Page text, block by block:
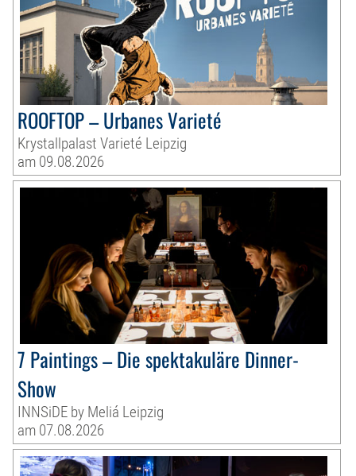
ROOFTOP – Urbanes Varieté
Krystallpalast Varieté Leipzig
am 09.08.2026
7 Paintings – Die spektakuläre Dinner-
Show
INNSiDE by Meliá Leipzig
am 07.08.2026